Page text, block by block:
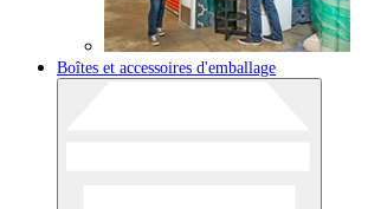
Boîtes et accessoires d'emballage